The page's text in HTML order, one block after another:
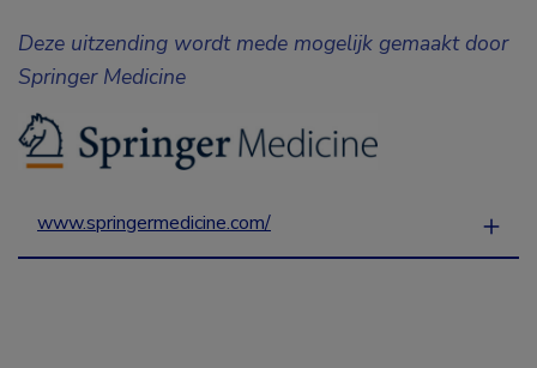
Deze uitzending wordt mede mogelijk gemaakt door
Springer Medicine
www.springermedicine.com/